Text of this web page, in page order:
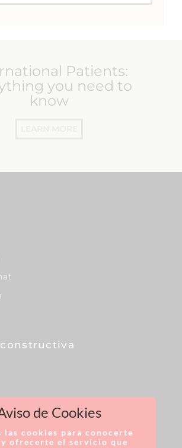
Patients:
you need to
know
de Cookies
las cookies para conocerte
ofrecerte el servicio que